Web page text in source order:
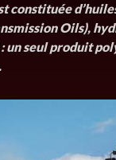
constituée
Oils),
seul produit